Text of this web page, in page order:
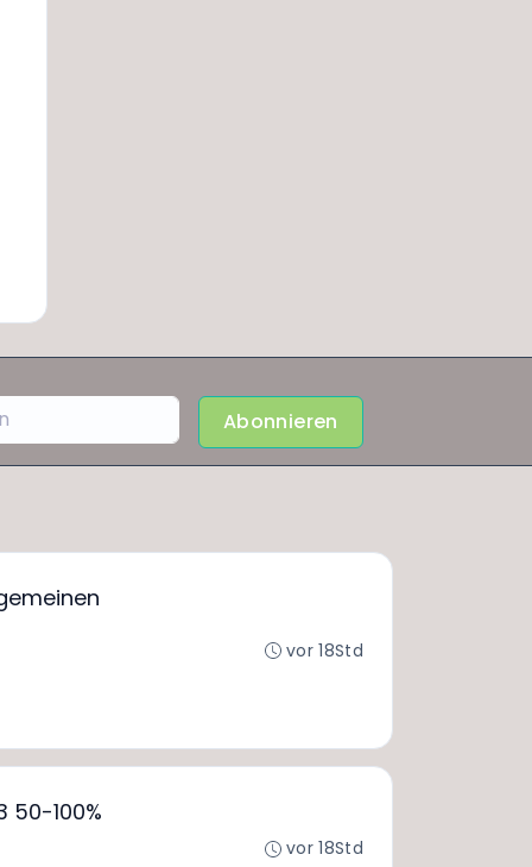
Abonnieren
vor 18Std
100%
vor 18Std